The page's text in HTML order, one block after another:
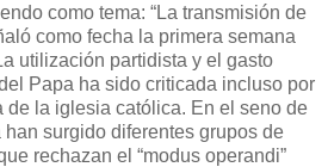
como tema: “La transmisión de
como fecha la primera semana
utilización partidista y el gasto
Papa ha sido criticada incluso por
de la iglesia católica. En el seno de
surgido diferentes grupos de
rechazan el “modus operandi”